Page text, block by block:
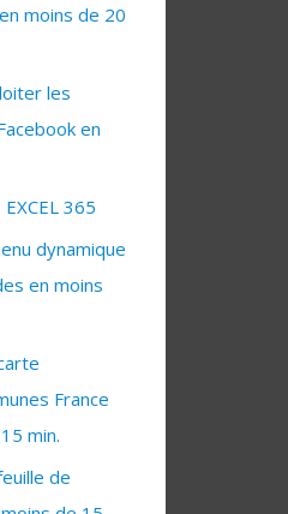
moins de 20
les
en
EXCEL 365
dynamique
en moins
France
min.
de